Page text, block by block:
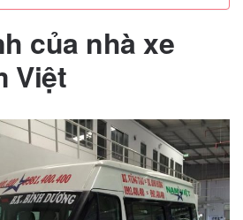
của nhà xe
Việt